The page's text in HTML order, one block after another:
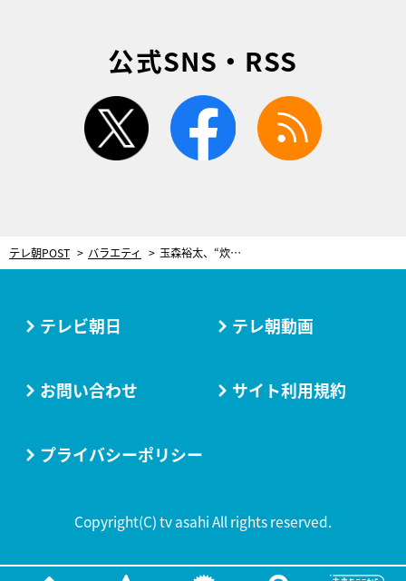
公式SNS・RSS
twitter facebook
テレ朝POST バラエティ 玉森裕太、“炊飯器を使わず”たった10分で米を炊く方法に挑戦！『10万円でできるかな』
テレビ朝日 テレ朝動画
お問い合わせ サイト利用規約
プライバシーポリシー
Copyright(C) tv asahi All rights reserved.